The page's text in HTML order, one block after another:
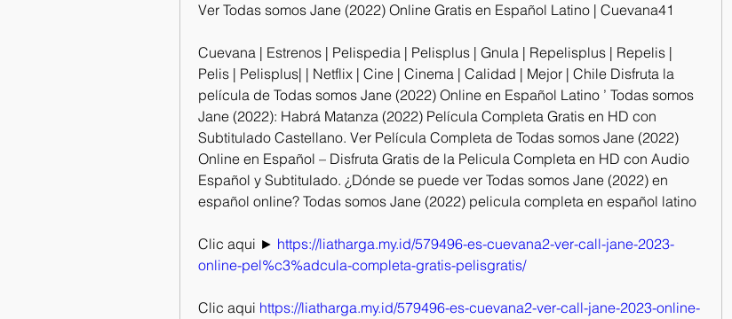
Ver Todas somos Jane (2022) Online Gratis en Español Latino | Cuevana41
Cuevana | Estrenos | Pelispedia | Pelisplus | Gnula | Repelisplus | Repelis |
Pelis | Pelisplus| | Netflix | Cine | Cinema | Calidad | Mejor | Chile Disfruta la
película de Todas somos Jane (2022) Online en Español Latino ’ Todas somos
Jane (2022): Habrá Matanza (2022) Película Completa Gratis en HD con
Subtitulado Castellano. Ver Película Completa de Todas somos Jane (2022)
Online en Español – Disfruta Gratis de la Pelicula Completa en HD con Audio
Español y Subtitulado. ¿Dónde se puede ver Todas somos Jane (2022) en
español online? Todas somos Jane (2022) pelicula completa en español latino
Clic aqui ► https://liatharga.my.id/579496-es-cuevana2-ver-call-jane-2023-
online-pel%c3%adcula-completa-gratis-pelisgratis/
Clic aqui https://liatharga.my.id/579496-es-cuevana2-ver-call-jane-2023-online-